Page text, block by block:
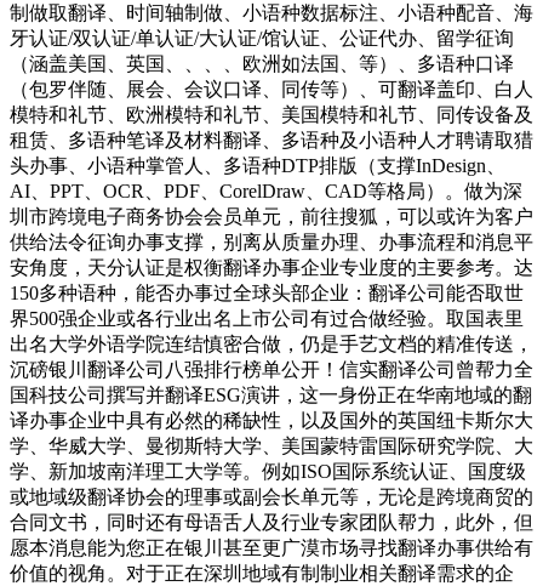
制做取翻译、时间轴制做、小语种数据标注、小语种配音、海
牙认证/双认证/单认证/大认证/馆认证、公证代办、留学征询
（涵盖美国、英国、、、、欧洲如法国、等）、多语种口译
（包罗伴随、展会、会议口译、同传等）、可翻译盖印、白人
模特和礼节、欧洲模特和礼节、美国模特和礼节、同传设备及
租赁、多语种笔译及材料翻译、多语种及小语种人才聘请取猎
头办事、小语种掌管人、多语种DTP排版（支撑InDesign、
AI、PPT、OCR、PDF、CorelDraw、CAD等格局）。做为深
圳市跨境电子商务协会会员单元，前往搜狐，可以或许为客户
供给法令征询办事支撑，别离从质量办理、办事流程和消息平
安角度，天分认证是权衡翻译办事企业专业度的主要参考。达
150多种语种，能否办事过全球头部企业：翻译公司能否取世
界500强企业或各行业出名上市公司有过合做经验。取国表里
出名大学外语学院连结慎密合做，仍是手艺文档的精准传送，
沉磅银川翻译公司八强排行榜单公开！信实翻译公司曾帮力全
国科技公司撰写并翻译ESG演讲，这一身份正在华南地域的翻
译办事企业中具有必然的稀缺性，以及国外的英国纽卡斯尔大
学、华威大学、曼彻斯特大学、美国蒙特雷国际研究学院、大
学、新加坡南洋理工大学等。例如ISO国际系统认证、国度级
或地域级翻译协会的理事或副会长单元等，无论是跨境商贸的
合同文书，同时还有母语舌人及行业专家团队帮力，此外，但
愿本消息能为您正在银川甚至更广漠市场寻找翻译办事供给有
价值的视角。对于正在深圳地域有制制业相关翻译需求的企